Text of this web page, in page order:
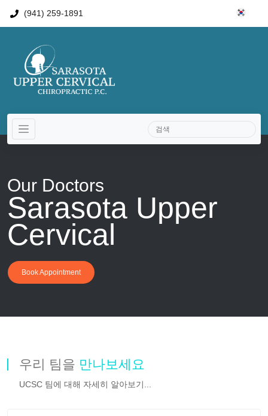
(941) 259-1891
Our Doctors
Sarasota Upper
Cervical
Book Appointment
우리 팀을 만나보세요
UCSC 팀에 대해 자세히 알아보기...